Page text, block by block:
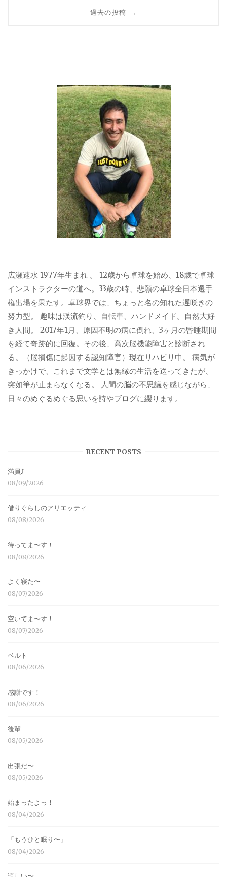
過去の投稿 →
広瀬速水 1977年生まれ 。 12歳から卓球を始め、18歳で卓球
インストラクターの道へ。33歳の時、悲願の卓球全日本選手
権出場を果たす。卓球界では、ちょっと名の知れた遅咲きの
努力型。 趣味は渓流釣り、自転車、ハンドメイド。自然大好
き人間。 2017年1月、原因不明の病に倒れ、3ヶ月の昏睡期間
を経て奇跡的に回復。その後、高次脳機能障害と診断され
る。（脳損傷に起因する認知障害）現在リハビリ中。 病気が
きっかけで、これまで文学とは無縁の生活を送ってきたが、
突如筆が止まらなくなる。 人間の脳の不思議を感じながら、
日々のめぐるめぐる思いを詩やブログに綴ります。
RECENT POSTS
満員⤴︎
08/09/2026
借りぐらしのアリエッティ
08/08/2026
待ってま〜す！
08/08/2026
よく寝た〜
08/07/2026
空いてま〜す！
08/07/2026
ベルト
08/06/2026
感謝です！
08/06/2026
後輩
08/05/2026
出張だ〜
08/05/2026
始まったよっ！
08/04/2026
「もうひと眠り〜」
08/04/2026